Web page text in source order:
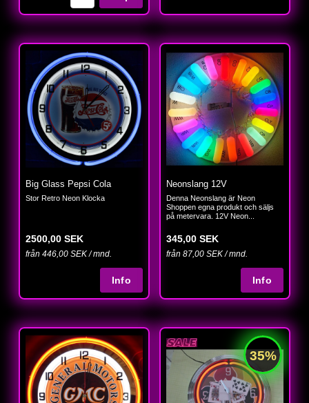
Big Glass Pepsi Cola
Stor Retro Neon Klocka
2500,00 SEK
från 446,00 SEK / mnd.
Neonslang 12V
Denna Neonslang är Neon
Shoppen egna produkt och säljs
på metervara. 12V Neon...
345,00 SEK
från 87,00 SEK / mnd.